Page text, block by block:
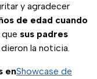
y agradecer
de edad cuando
sus padres
la noticia.
enShowcase de